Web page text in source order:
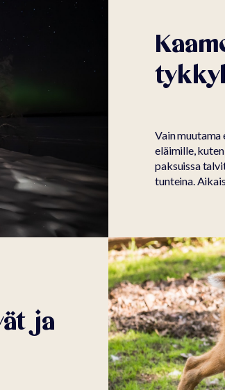
Vain
eläimille,
paksuissa
tunteina.
ja